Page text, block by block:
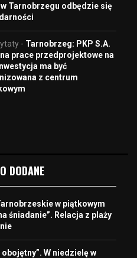
Tarnobrzegu odbędzie się
- Tarnobrzeg: PKP S.A.
prace przedprojektowe na
ma być
z centrum
DODANE
w piątkowym
śniadanie”. Relacja z plaży
obojętny”. W niedzielę w